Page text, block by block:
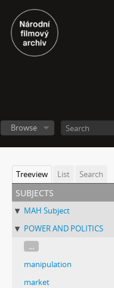
Browse
Treeview List Search
subjects
MAH Subject
POWER AND POLITICS
...
manipulation
market